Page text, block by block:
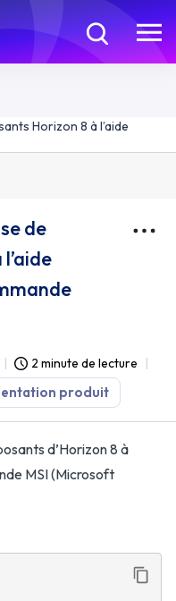
Horizon 8 à l’aide
de
2 minute de lecture
produit
d’Horizon 8 à
MSI (Microsoft